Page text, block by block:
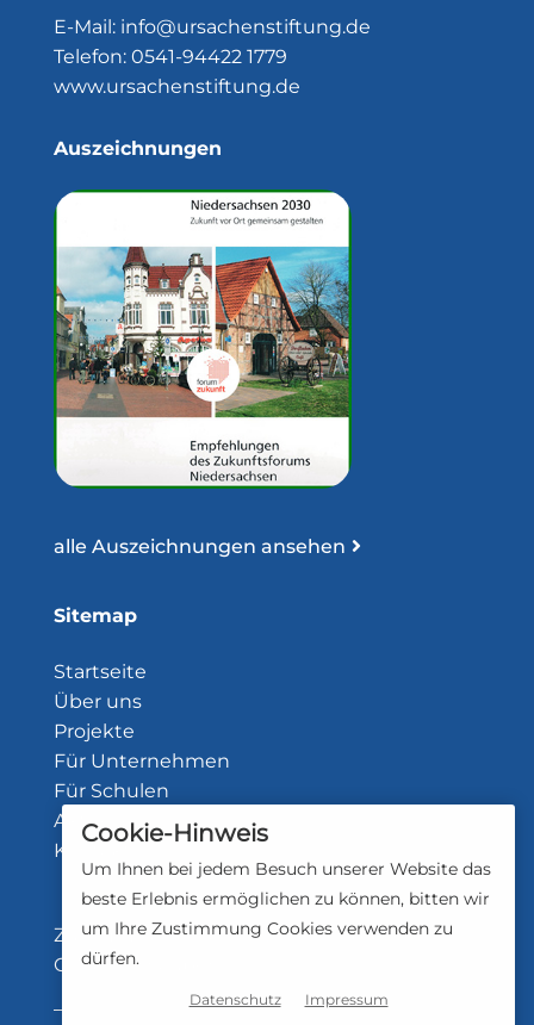
E-Mail: info@ursachenstiftung.de
Telefon: 0541-94422 1779
www.ursachenstiftung.de
Auszeichnungen
alle Auszeichnungen ansehen
Sitemap
Startseite
Über uns
Projekte
Für Unternehmen
Für Schulen
Aktuelles
Kontakt
Zustimmungsstatus: Cookies abgelehnt.
Cookies erlauben
Cookie-Hinweis
Um Ihnen bei jedem Besuch unserer Website das
beste Erlebnis ermöglichen zu können, bitten wir
um Ihre Zustimmung Cookies verwenden zu
dürfen.
Datenschutz Impressum